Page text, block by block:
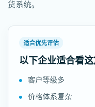
货系统。
适合优先评估
以下企业适合看
客户等级多
价格体系复杂